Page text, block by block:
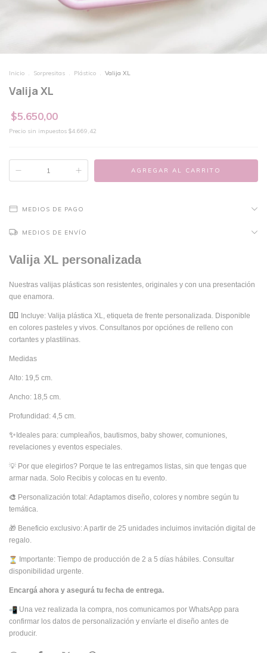
Inicio . Sorpresitas . Plástico . Valija XL
Valija XL
$5.650,00
Precio sin impuestos $4.669,42
MEDIOS DE PAGO
MEDIOS DE ENVÍO
Valija XL personalizada
Nuestras valijas plásticas son resistentes, originales y con una presentación
que enamora.
👉🏻
Incluye: Valija plástica XL, etiqueta de frente personalizada. Disponible
en colores pasteles y vivos. Consultanos por opciónes de relleno con
cortantes y plastilinas.
Medidas
Alto: 19,5 cm.
Ancho: 18,5 cm.
Profundidad: 4,5 cm.
✨ Ideales para: cumpleaños, bautismos, baby shower, comuniones,
revelaciones y eventos especiales.
💡 Por que elegirlos? Porque te las entregamos listas, sin que tengas que
armar nada. Solo Recibis y colocas en tu evento.
🎨 Personalización total: Adaptamos diseño, colores y nombre según tu
temática.
🎁 Beneficio exclusivo: A partir de 25 unidades incluimos invitación digital de
regalo.
Importante: Tiempo de producción de 2 a 5 días hábiles. Consultar
disponibilidad urgente.
Encargá ahora y asegurá tu fecha de entrega.
Una vez realizada la compra, nos comunicamos por WhatsApp para
confirmar los datos de personalización y envíarte el diseño antes de
producir.